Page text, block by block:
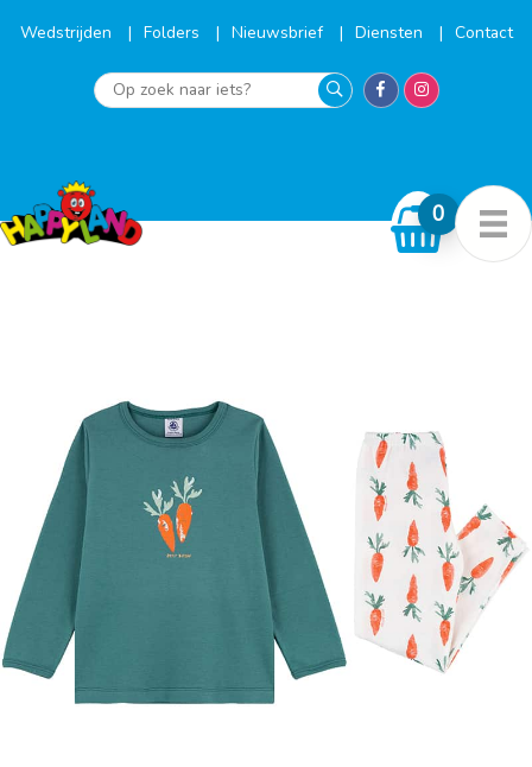
naarWedstrijden Folders Nieuwsbrief Diensten Contact
Op